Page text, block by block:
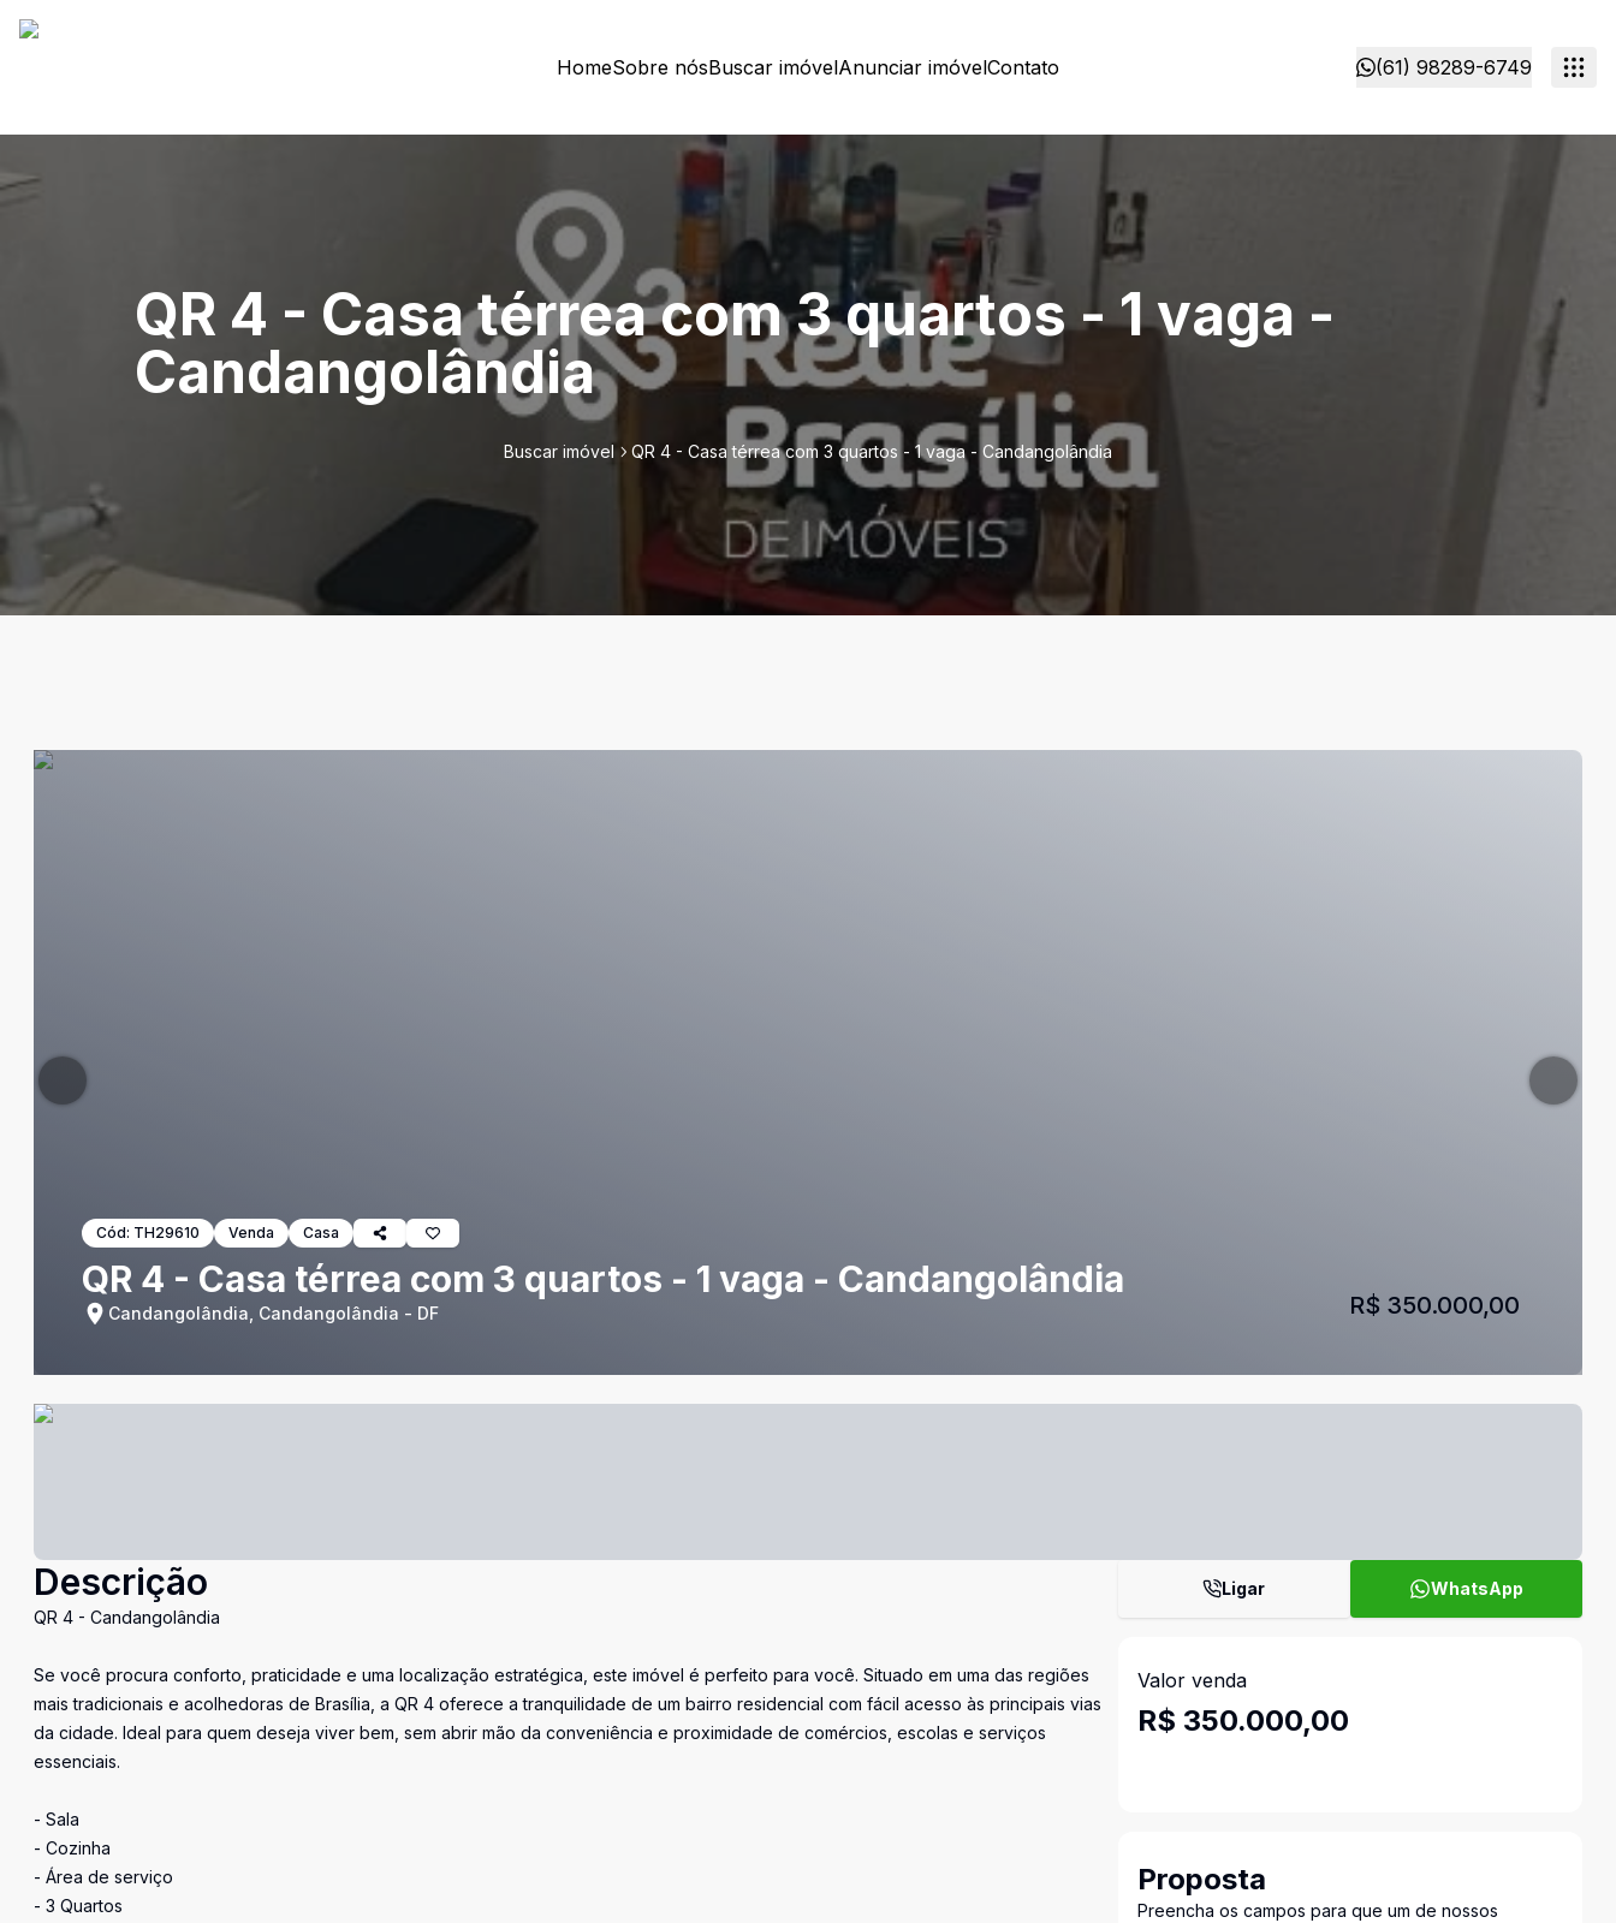
HomeSobre nósBuscar imóvelAnunciar imóvelContato (61) 98289-6749
QR 4 - Casa térrea com 3 quartos - 1 vaga -
Candangolândia
Buscar imóvel QR 4 - Casa térrea com 3 quartos - 1 vaga - Candangolândia
Cód: TH29610 Venda Casa
QR 4 - Casa térrea com 3 quartos - 1 vaga - Candangolândia
Candangolândia, Candangolândia - DF R$ 350.000,00
Descrição
QR 4 - Candangolândia
Se você procura conforto, praticidade e uma localização estratégica, este imóvel é perfeito para você. Situado em uma das regiões
mais tradicionais e acolhedoras de Brasília, a QR 4 oferece a tranquilidade de um bairro residencial com fácil acesso às principais vias
da cidade. Ideal para quem deseja viver bem, sem abrir mão da conveniência e proximidade de comércios, escolas e serviços
essenciais.
- Sala
- Cozinha
- Área de serviço
- 3 Quartos
Ligar WhatsApp
Valor venda
R$ 350.000,00
Proposta
Preencha os campos para que um de nossos